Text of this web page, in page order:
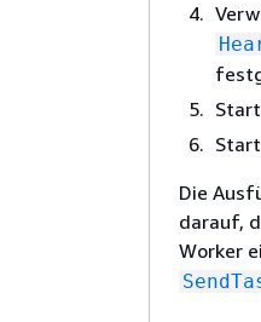
Die
darauf,
Worker